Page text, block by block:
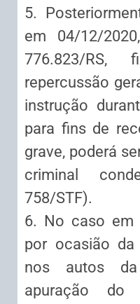
5.
em 04/12/
776.823/
repercussão
instrução
para fins de
grave, poderá
criminal
758/STF).
6. No caso em
por ocasião da
nos autos
apuração do